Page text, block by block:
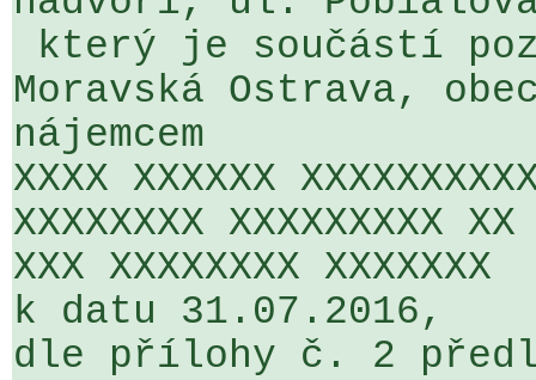
který je součástí
Moravská Ostrava,
nájemcem
XXXX XXXXXX
XXXXXXXX XXXXXXXXX
XXX XXXXXXXX XXXXXXX
k datu 31.07.2016,
dle přílohy č. 2